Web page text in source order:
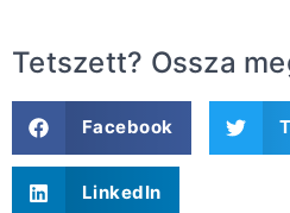
Tetszett? Ossza
Facebook
LinkedIn